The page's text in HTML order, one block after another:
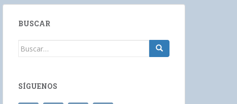
BUSCAR
Buscar:
SÍGUENOS